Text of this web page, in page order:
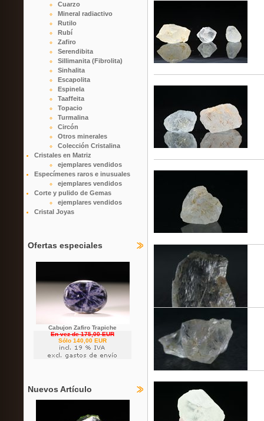
Cuarzo
Mineral radiactivo
Rutilo
Rubí
Zafiro
Serendibita
Sillimanita (Fibrolita)
Sinhalita
Escapolita
Espinela
Taaffeita
Topacio
Turmalina
Circón
Otros minerales
Colección Cristalina
Cristales en Matriz
ejemplares vendidos
Especímenes raros e inusuales
ejemplares vendidos
Corte y pulido de Gemas
ejemplares vendidos
Cristal Joyas
Ofertas especiales
Cabujon Zafiro Trapiche
En vez de 175,00 EUR
Sólo 140,00 EUR
Nuevos Artículo